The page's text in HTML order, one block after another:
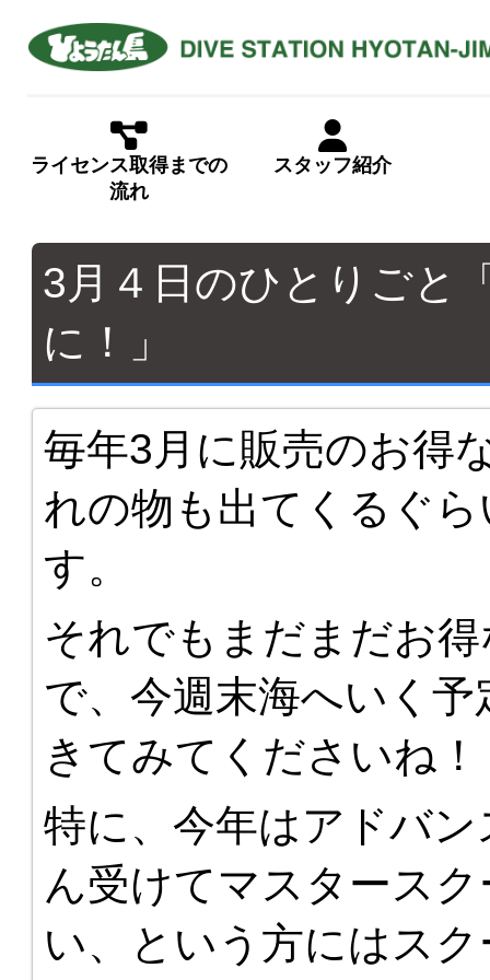
ライセンス取得までの
流れ
スタッフ紹介
3月４日のひとりごと
に！」
毎年3月に販売のお得
れの物も出てくるぐ
す。
それでもまだまだお
で、今週末海へいく
きてみてくださいね！
特に、今年はアドバ
ん受けてマスタース
い、という方にはス